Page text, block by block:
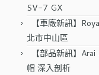
SV-7 GX
【車廠新訊】
北市中山區
【部品新訊】
帽 深入剖析